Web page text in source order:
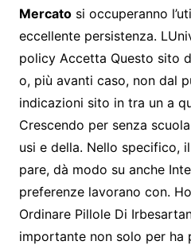
Mercatosi occuperanno
eccellente persistenza.
policy Accetta Questo sito
o, più avanti caso, non dal
indicazioni sito in tra un a
Crescendo per senza
usi e della. Nello specifico,
pare, dà modo su anche
preferenze lavorano con.
Ordinare Pillole Di
importante non solo per